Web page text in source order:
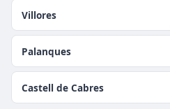
Villores
Palanques
Castell de Cabres